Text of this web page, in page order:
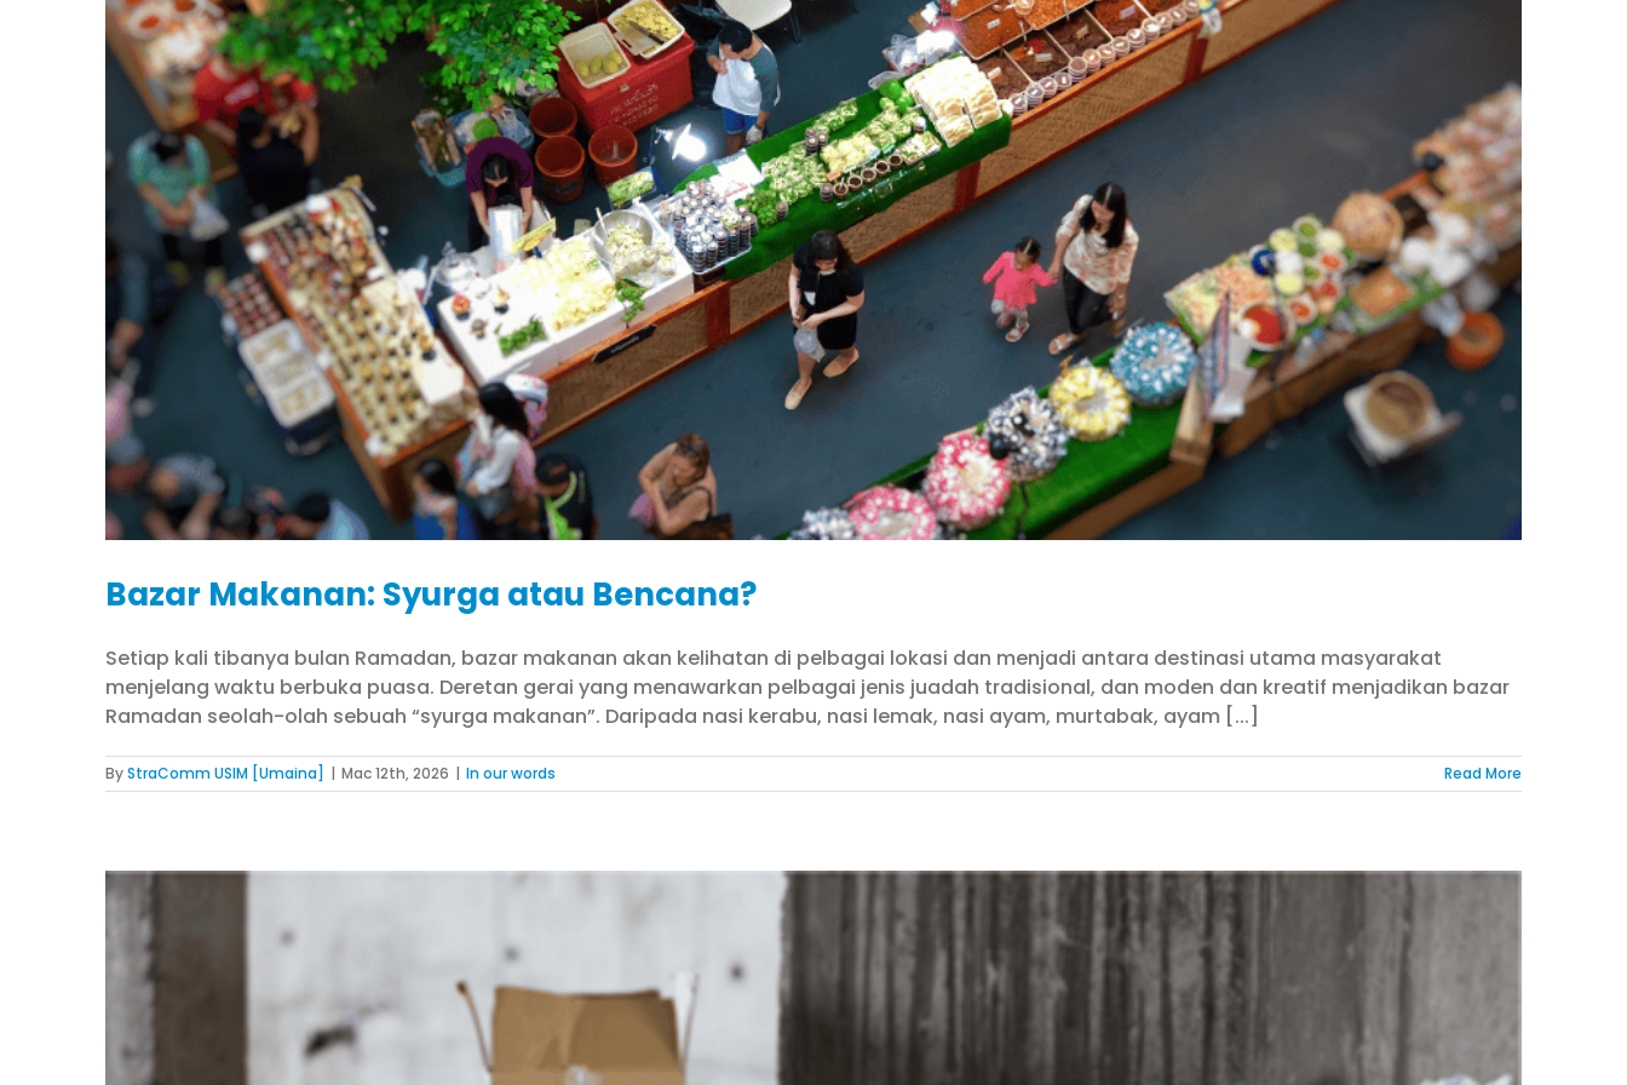
Bazar Makanan: Syurga atau Bencana?
Setiap kali tibanya bulan Ramadan, bazar makanan akan kelihatan di pelbagai lokasi dan menjadi antara destinasi utama masyarakat
menjelang waktu berbuka puasa. Deretan gerai yang menawarkan pelbagai jenis juadah tradisional, dan moden dan kreatif menjadikan bazar
Ramadan seolah-olah sebuah “syurga makanan”. Daripada nasi kerabu, nasi lemak, nasi ayam, murtabak, ayam [...]
ByStraComm USIM [Umaina] | Mac 12th, 2026 | In our words Read More